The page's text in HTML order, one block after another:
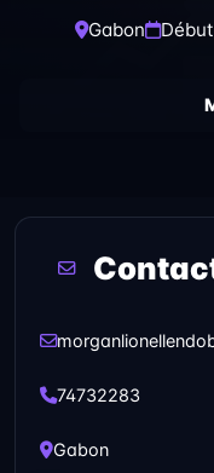
Gabon
74732283
Gabon